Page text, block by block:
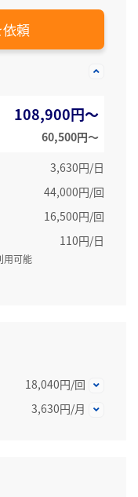
依頼
108,900円～
60,500円〜
3,630円/日
44,000円/回
16,500円/回
110円/日
用可能
18,040円/回
3,630円/月